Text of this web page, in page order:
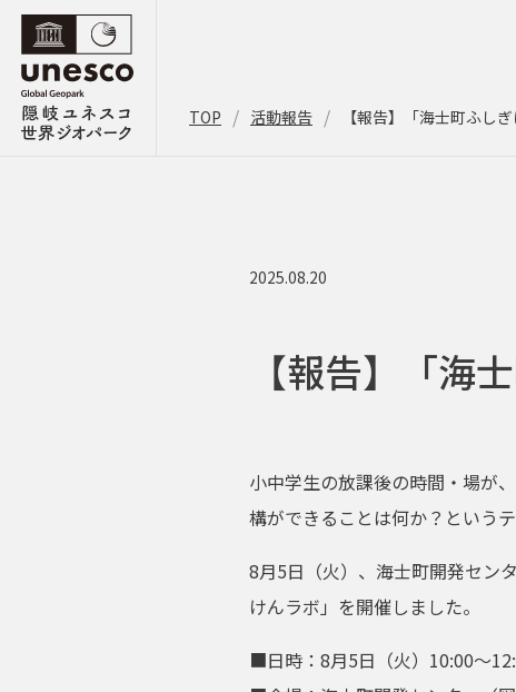
TOP 活動報告 【報告】「海士町ふし
2025.08.20
【報告】「海
小中学生の放課後の時間・場が
構ができることは何か？という
8月5日（火）、海士町開発セン
けんラボ」を開催しました。
■日時：8月5日（火）10:00～